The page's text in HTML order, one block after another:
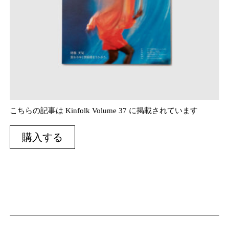
こちらの記事は Kinfolk Volume 37 に掲載されています
購入する